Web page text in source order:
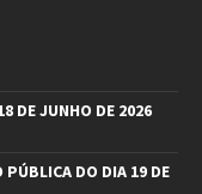
DE JUNHO DE 2026
DO DIA 19 DE